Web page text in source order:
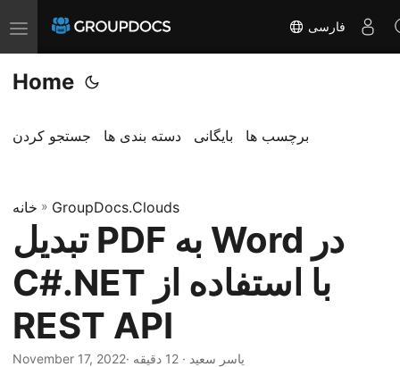
T
o
g
a
i
g
t
i
فارسی
Home
جستجو کردن دسته بندی ها بایگانی برچسب ها
خانه » GroupDocs.Clouds
تبدیل PDF به Word در
C#.NET با استفاده از
REST API
November 17, 2022 · یاسر سعید · 12 دقیقه